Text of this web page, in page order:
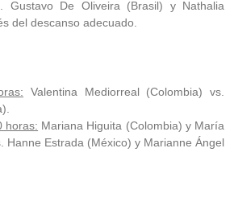
Gustavo De Oliveira (Brasil) y Nathalia
del descanso adecuado.
Valentina Mediorreal (Colombia) vs.
horas: Mariana Higuita (Colombia) y María
Hanne Estrada (México) y Marianne Ángel